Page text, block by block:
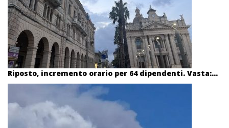
Riposto, incremento orario per 64 dipendenti. Vasta:...